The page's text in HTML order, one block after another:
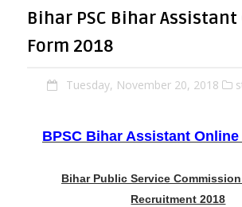
Bihar PSC Bihar
Form 2018
Tuesday, November 20, 2018
BPSC Bihar Assistant Online
Bihar Public Service
Recruitment 2018